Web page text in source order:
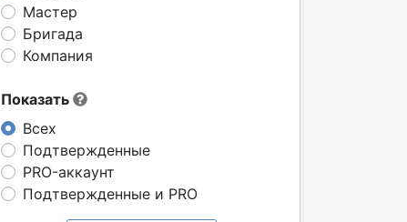
Мастер
Бригада
Компания
Показать
Всех
Подтвержденные
PRO-аккаунт
Подтвержденные и PRO